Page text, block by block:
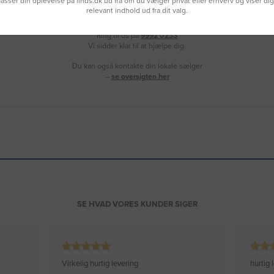
Ring til os på9992 0233
Vi sidder klar til at hjælpe dig.
Du kan også kontakte din lokale sælger
– se oversigten her
SE HVAD VORES KUNDER SIGER
Virkelig hurtig levering hurtig
relevant indhold ud fra dit valg.